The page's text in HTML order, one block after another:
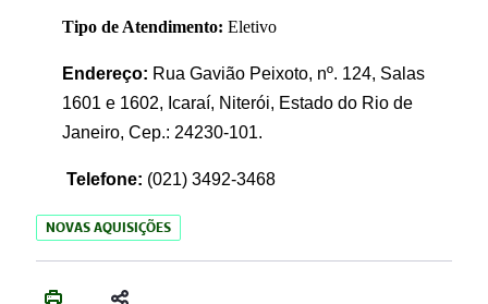
Tipo de Atendimento: Eletivo
Endereço: Rua Gavião Peixoto, nº. 124, Salas
1601 e 1602, Icaraí, Niterói, Estado do Rio de
Janeiro, Cep.: 24230-101.
Telefone: (021) 3492-3468
NOVAS AQUISIÇÕES